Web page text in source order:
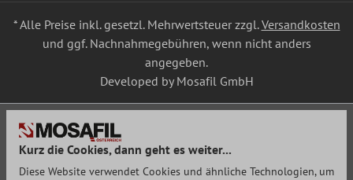
* Alle Preise inkl. gesetzl. Mehrwertsteuer zzgl.Versandkosten
und ggf. Nachnahmegebühren, wenn nicht anders
angegeben.
Developed by Mosafil GmbH
Kurz die Cookies, dann geht es weiter...
Diese Website verwendet Cookies und ähnliche Technologien, um